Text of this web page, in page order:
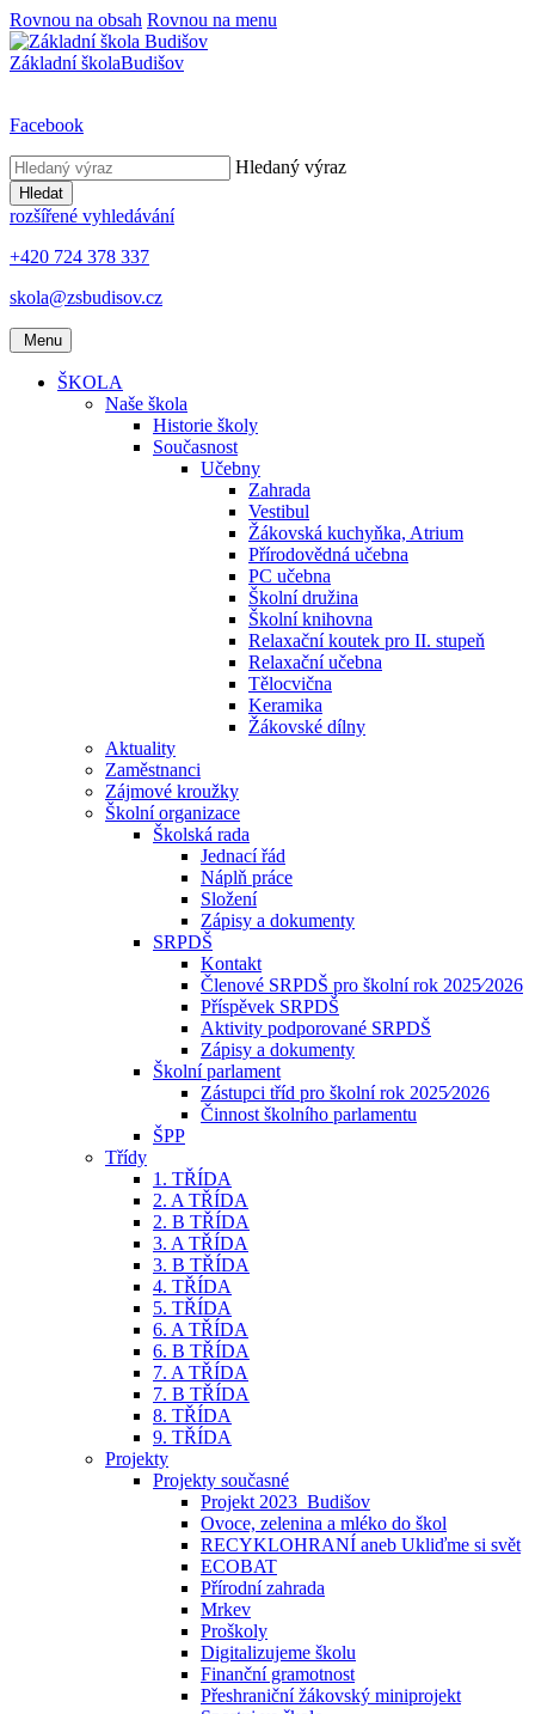
Rovnou na obsah Rovnou na menu
Základní školaBudišov
Facebook
Hledaný výraz
Hledat
rozšířené vyhledávání
+420 724 378 337
skola@zsbudisov.cz
Menu
ŠKOLA
Naše škola
Historie školy
Současnost
Učebny
Zahrada
Vestibul
Žákovská kuchyňka, Atrium
Přírodovědná učebna
PC učebna
Školní družina
Školní knihovna
Relaxační koutek pro II. stupeň
Relaxační učebna
Tělocvična
Keramika
Žákovské dílny
Aktuality
Zaměstnanci
Zájmové kroužky
Školní organizace
Školská rada
Jednací řád
Náplň práce
Složení
Zápisy a dokumenty
SRPDŠ
Kontakt
Členové SRPDŠ pro školní rok 2025⁄2026
Příspěvek SRPDŠ
Aktivity podporované SRPDŠ
Zápisy a dokumenty
Školní parlament
Zástupci tříd pro školní rok 2025⁄2026
Činnost školního parlamentu
ŠPP
Třídy
1. TŘÍDA
2. A TŘÍDA
2. B TŘÍDA
3. A TŘÍDA
3. B TŘÍDA
4. TŘÍDA
5. TŘÍDA
6. A TŘÍDA
6. B TŘÍDA
7. A TŘÍDA
7. B TŘÍDA
8. TŘÍDA
9. TŘÍDA
Projekty
Projekty současné
Projekt 2023_Budišov
Ovoce, zelenina a mléko do škol
RECYKLOHRANÍ aneb Ukliďme si svět
ECOBAT
Přírodní zahrada
Mrkev
Proškoly
Digitalizujeme školu
Finanční gramotnost
Přeshraniční žákovský miniprojekt